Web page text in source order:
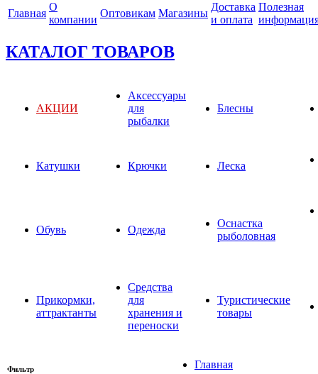
Главная
О
компании
Оптовикам Магазины
Доставка
и оплата
Полезная
КАТАЛОГ ТОВАРОВ
АКЦИИ
Аксессуары
для
рыбалки
Блесны
Катушки Крючки Леска
Обувь Одежда
Оснастка
рыболовная
Прикормки,
аттрактанты
Средства
для
хранения и
переноски
Туристические
товары
Фильтр Главная